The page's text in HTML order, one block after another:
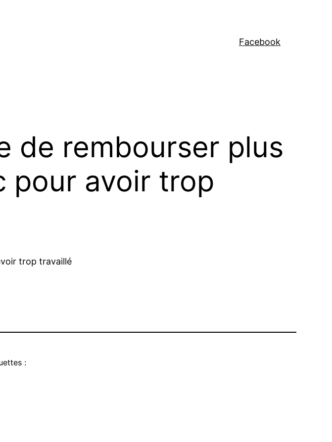
Facebook
de rembourser plus
pour avoir trop
trop travaillé
: